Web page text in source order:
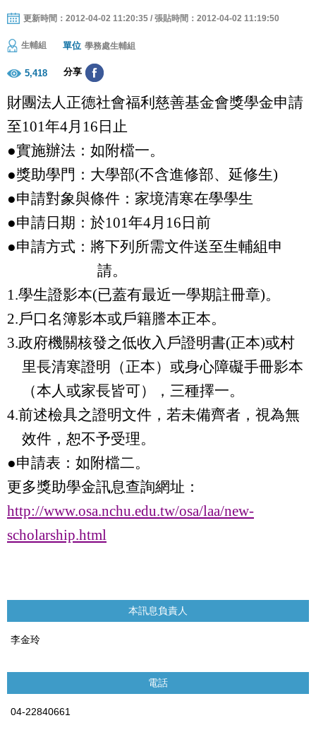
更新時間：2012-04-02 11:20:35 / 張貼時間：2012-04-02 11:19:50
生輔組 單位 學務處生輔組
5,418 分享
財團法人正德社會福利慈善基金會獎學金申請
至101年4月 16 日止
●實施辦法：如附檔一。
●獎助學門：大學部(不含進修部、延修生)
●申請對象與條件： 家境清寒在學學生
●申請日期：於101年4月 16 日前
●申請方式：將下列所需文件送至生輔組申
請。
1.學生證影本(已蓋有最近一學期註冊章)。
2.戶口名簿影本或戶籍謄本正本。
3.政府機關核發之低收入戶證明書(正本)或村
里長清寒證明（正本）或身心障礙手冊影本
（本人或家長皆可）
，三種擇一。
4.前述檢具之證明文件，若未備齊者，視為無
效件，恕不予受理。
●申請表：如附檔二。
更多獎助學金訊息查詢網址：
http://www.osa.nchu.edu.tw/osa/laa/new-
scholarship.html
本訊息負責人
李金玲
電話
04-22840661